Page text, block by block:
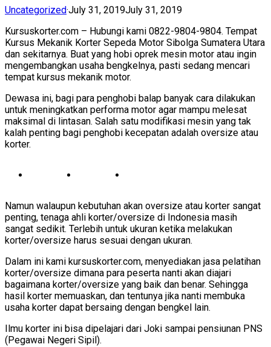
Uncategorized·July 31, 2019July 31, 2019
Kursuskorter.com – Hubungi kami 0822-9804-9804. Tempat
Kursus Mekanik Korter Sepeda Motor Sibolga Sumatera Utara
dan sekitarnya. Buat yang hobi oprek mesin motor atau ingin
mengembangkan usaha bengkelnya, pasti sedang mencari
tempat kursus mekanik motor.
Dewasa ini, bagi para penghobi balap banyak cara dilakukan
untuk meningkatkan performa motor agar mampu melesat
maksimal di lintasan. Salah satu modifikasi mesin yang tak
kalah penting bagi penghobi kecepatan adalah oversize atau
korter.
Namun walaupun kebutuhan akan oversize atau korter sangat
penting, tenaga ahli korter/oversize di Indonesia masih
sangat sedikit. Terlebih untuk ukuran ketika melakukan
korter/oversize harus sesuai dengan ukuran.
Dalam ini kami kursuskorter.com, menyediakan jasa pelatihan
korter/oversize dimana para peserta nanti akan diajari
bagaimana korter/oversize yang baik dan benar. Sehingga
hasil korter memuaskan, dan tentunya jika nanti membuka
usaha korter dapat bersaing dengan bengkel lain.
Ilmu korter ini bisa dipelajari dari Joki sampai pensiunan PNS
(Pegawai Negeri Sipil).